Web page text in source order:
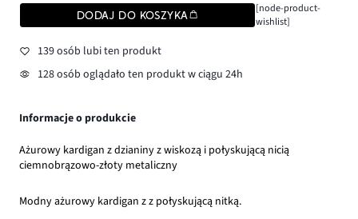
DODAJ DO KOSZYKA
[node-product-
wishlist]
139 osób lubi ten produkt
128 osób oglądało ten produkt w ciągu 24h
Informacje o produkcie
Ażurowy kardigan z dzianiny z wiskozą i połyskującą nicią
ciemnobrązowo-złoty metaliczny
Modny ażurowy kardigan z z połyskującą nitką.